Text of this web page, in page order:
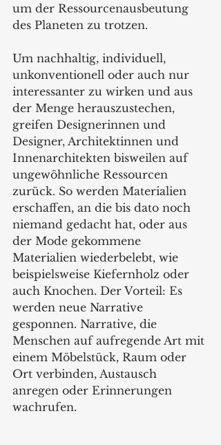
um der Ressourcenausbeutung
des Planeten zu trotzen.
Um nachhaltig, individuell,
unkonventionell oder auch nur
interessanter zu wirken und aus
der Menge herauszustechen,
greifen Designerinnen und
Designer, Architektinnen und
Innenarchitekten bisweilen auf
ungewöhnliche Ressourcen
zurück. So werden Materialien
erschaffen, an die bis dato noch
niemand gedacht hat, oder aus
der Mode gekommene
Materialien wiederbelebt, wie
beispielsweise Kiefernholz oder
auch Knochen. Der Vorteil: Es
werden neue Narrative
gesponnen. Narrative, die
Menschen auf aufregende Art mit
einem Möbelstück, Raum oder
Ort verbinden, Austausch
anregen oder Erinnerungen
wachrufen.